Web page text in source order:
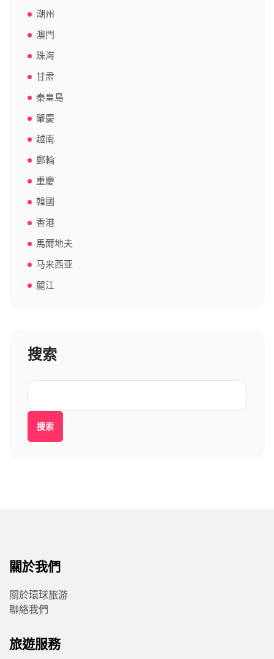
潮州
澳門
珠海
甘肃
秦皇島
肇慶
越南
郵輪
重慶
韓國
香港
馬爾地夫
马来西亚
麗江
搜索
搜索
關於我們
關於環球旅游
聯絡我們
旅遊服務